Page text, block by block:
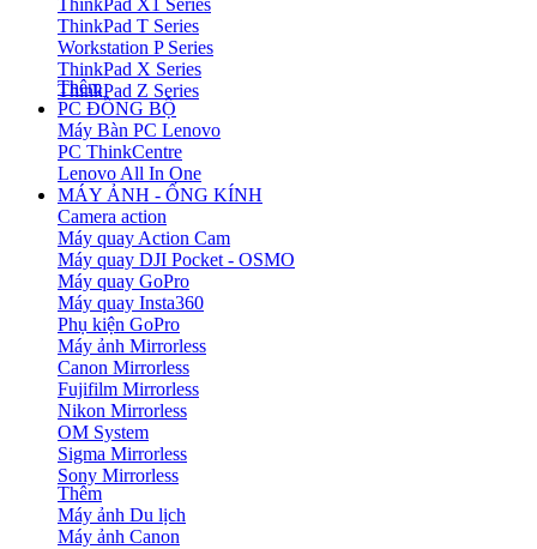
ThinkPad X1 Series
ThinkPad T Series
Workstation P Series
ThinkPad X Series
ThinkPad Z Series
Thêm
PC ĐỒNG BỘ
Máy Bàn PC Lenovo
PC ThinkCentre
Lenovo All In One
MÁY ẢNH - ỐNG KÍNH
Camera action
Máy quay Action Cam
Máy quay DJI Pocket - OSMO
Máy quay GoPro
Máy quay Insta360
Phụ kiện GoPro
Máy ảnh Mirrorless
Canon Mirrorless
Fujifilm Mirrorless
Nikon Mirrorless
OM System
Sigma Mirrorless
Sony Mirrorless
Thêm
Máy ảnh Du lịch
Máy ảnh Canon